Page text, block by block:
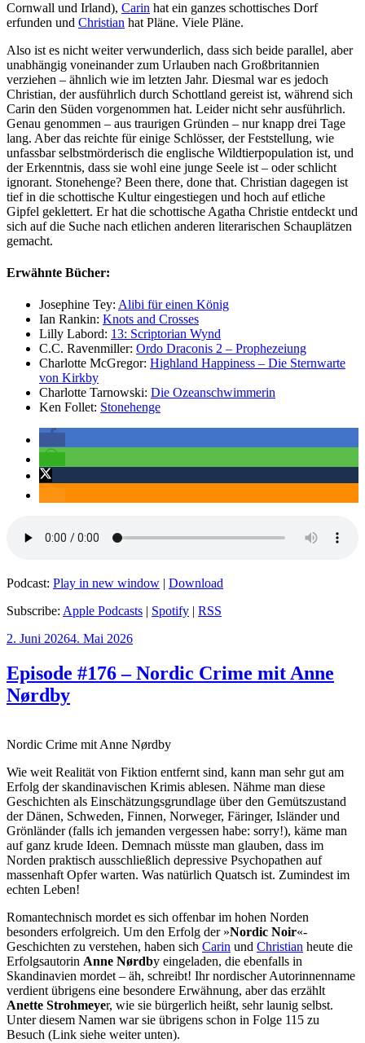
Cornwall und Irland), Carin hat ein ganzes schottisches Dorf
erfunden und Christian hat Pläne. Viele Pläne.
Also ist es nicht weiter verwunderlich, dass sich beide parallel, aber
unabhängig voneinander zum Urlauben nach Großbritannien
verziehen – ähnlich wie im letzten Jahr. Diesmal war es jedoch
Christian, der ausführlich durch Schottland gereist ist, während sich
Carin den Süden vorgenommen hat. Leider nicht sehr ausführlich.
Genau genommen – aus traurigen Gründen – nur knapp drei Tage
lang. Aber das reichte für einige Schlösser, der Feststellung, wie
unfassbar selbstmörderisch die englische Wildtierpopulation ist, und
der Erkenntnis, dass sie wohl eine junge Seele ist – oder schlicht
ignorant. Stonehenge? Been there, done that. Christian dagegen ist
tief in die schottische Kultur eingestiegen und hoch auf etliche
Gipfel geklettert. Er hat die schottische Agatha Christie entdeckt und
sich auf die Suche nach etlichen anderen literarischen Schauplätzen
gemacht.
Erwähnte Bücher:
Josephine Tey: Alibi für einen König
Ian Rankin: Knots and Crosses
Lilly Labord: 13: Scriptorian Wynd
C.C. Ravenmiller: Ordo Draconis 2 – Prophezeiung
Charlotte McGregor: Highland Happiness – Die Sternwarte
von Kirkby
Charlotte Tarnowski: Die Ozeanschwimmerin
Ken Follet: Stonehenge
Podcast: Play in new window | Download
Subscribe: Apple Podcasts | Spotify | RSS
Veröffentlicht
2. Juni 20264. Mai 2026
Episode #176 – Nordic Crime mit Anne
Nørdby
Nordic Crime mit Anne Nørdby
Wie weit Realität von Fiktion entfernt sind, kann man sehr gut am
Erfolg der skandinavischen Krimis ablesen. Nähme man diese
Geschichten als Einschätzungsgrundlage über den Gemütszustand
der Dänen, Schweden, Finnen, Norweger, Färinger, Isländer und
Grönländer (falls ich jemanden vergessen habe: sorry!), käme man
auf ganz krude Ideen. Demnach müsste man glauben, dass im
Norden praktisch ausschließlich depressive Psychopathen auf
massenhaft Opfer warten. Was natürlich Quatsch ist. Zumindest im
echten Leben!
Romantechnisch mordet es sich offenbar im hohen Norden
besonders erfolgreich. Um den Erfolg der »Nordic Noir«-
Geschichten zu verstehen, haben sich Carin und Christian heute die
Erfolgsautorin Anne Nørdby eingeladen, die ebenfalls in
Skandinavien mordet – äh, schreibt! Ihr nordischer Autorinnenname
verdient übrigens eine besondere Erwähnung, aber das erzählt
Anette Strohmeyer, wie sie bürgerlich heißt, sehr launig selbst.
Unter diesem Namen war sie übrigens schon in Folge 115 zu
Besuch (Link siehe weiter unten).